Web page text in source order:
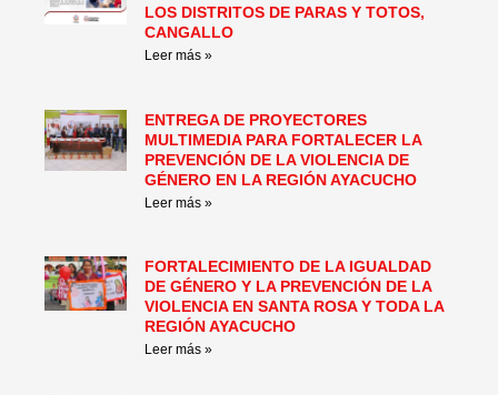
LOS DISTRITOS DE PARAS Y TOTOS,
CANGALLO
Leer más »
ENTREGA DE PROYECTORES
MULTIMEDIA PARA FORTALECER LA
PREVENCIÓN DE LA VIOLENCIA DE
GÉNERO EN LA REGIÓN AYACUCHO
Leer más »
FORTALECIMIENTO DE LA IGUALDAD
DE GÉNERO Y LA PREVENCIÓN DE LA
VIOLENCIA EN SANTA ROSA Y TODA LA
REGIÓN AYACUCHO
Leer más »